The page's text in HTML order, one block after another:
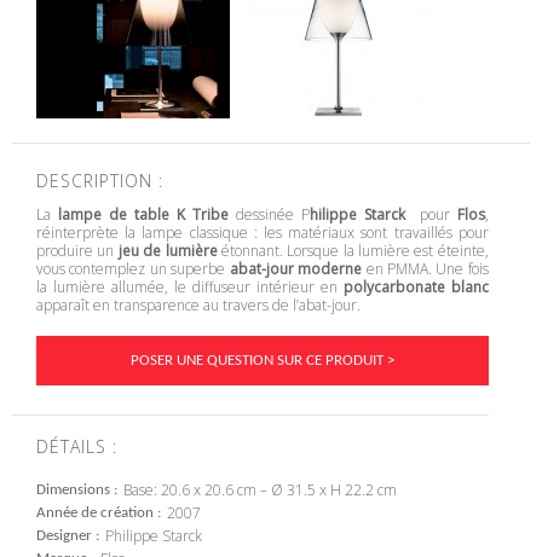
DESCRIPTION :
La lampe de table K Tribedessinée Philippe Starckpour Flos,
réinterprète la lampe classique : les matériaux sont travaillés pour
produire un jeu de lumièreétonnant. Lorsque la lumière est éteinte,
vous contemplez un superbe abat-jour moderne en PMMA. Une fois
la lumière allumée, le diffuseur intérieur en polycarbonate blanc
apparaît en transparence au travers de l’abat-jour.
POSER UNE QUESTION SUR CE PRODUIT >
DÉTAILS :
Dimensions Base: 20.6 x 20.6 cm – Ø 31.5 x H 22.2 cm
Année de création 2007
Designer Philippe Starck